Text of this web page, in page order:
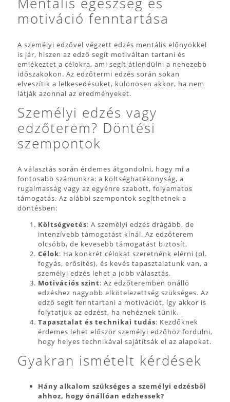
motiváció fenntartása
A személyi edzővel végzett edzés mentális előnyökkel
is jár, hiszen az edző segít motiváltan tartani és
emlékeztet a célokra, ami segít átlendülni a nehezebb
időszakokon. Az edzőtermi edzés során sokan
elveszítik a lelkesedésüket, különösen akkor, ha nem
látják azonnal az eredményeket.
Személyi edzés vagy
edzőterem? Döntési
szempontok
A választás során érdemes átgondolni, hogy mi a
fontosabb számunkra: a költséghatékonyság, a
rugalmasság vagy az egyénre szabott, folyamatos
támogatás. Az alábbi szempontok segíthetnek a
döntésben:
Költségvetés: A személyi edzés drágább, de
intenzívebb támogatást kínál. Az edzőterem
olcsóbb, de kevesebb támogatást biztosít.
Célok: Ha konkrét célokat szeretnénk elérni (pl.
fogyás, erősítés), és kevés tapasztalatunk van, a
személyi edzés lehet a jobb választás.
Motivációs szint: Az edzőteremben önálló
edzéshez nagyobb elkötelezettség szükséges. Az
edző segít fenntartani a motivációt, így akkor is
folytatjuk az edzést, ha nehéznek tűnik.
Tapasztalat és technikai tudás: Kezdőknek
érdemes lehet először személyi edzőhöz fordulni,
hogy helyes technikával sajátítsák el az alapokat.
Gyakran ismételt kérdések
Hány alkalom szükséges a személyi edzésből
ahhoz, hogy önállóan edzhessek?